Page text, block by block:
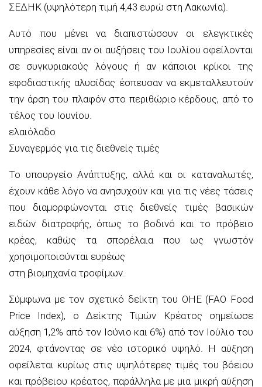
ΣΕΔΗΚ (υψηλότερη τιμή 4,43 ευρώ στη Λακωνία).
Αυτό που μένει να διαπιστώσουν οι ελεγκτικές
υπηρεσίες είναι αν οι αυξήσεις του Ιουλίου οφείλονται
σε συγκυριακούς λόγους ή αν κάποιοι κρίκοι της
εφοδιαστικής αλυσίδας έσπευσαν να εκμεταλλευτούν
την άρση του πλαφόν στο περιθώριο κέρδους, από το
τέλος του Ιουνίου.
ελαιόλαδο
Συναγερμός για τις διεθνείς τιμές
Το υπουργείο Ανάπτυξης, αλλά και οι καταναλωτές,
έχουν κάθε λόγο να ανησυχούν και για τις νέες τάσεις
που διαμορφώνονται στις διεθνείς τιμές βασικών
ειδών διατροφής, όπως το βοδινό και το πρόβειο
κρέας, καθώς τα σπορέλαια που ως γνωστόν
χρησιμοποιούνται ευρέως
στη βιομηχανία τροφίμων.
Σύμφωνα με τον σχετικό δείκτη του ΟΗΕ (FAO Food
Price Index), o Δείκτης Τιμών Κρέατος σημείωσε
αύξηση 1,2% από τον Ιούνιο και 6%) από τον Ιούλιο του
2024, φτάνοντας σε νέο ιστορικό υψηλό. Η αύξηση
οφείλεται κυρίως στις υψηλότερες τιμές του βόειου
και πρόβειου κρέατος, παράλληλα με μια μικρή αύξηση